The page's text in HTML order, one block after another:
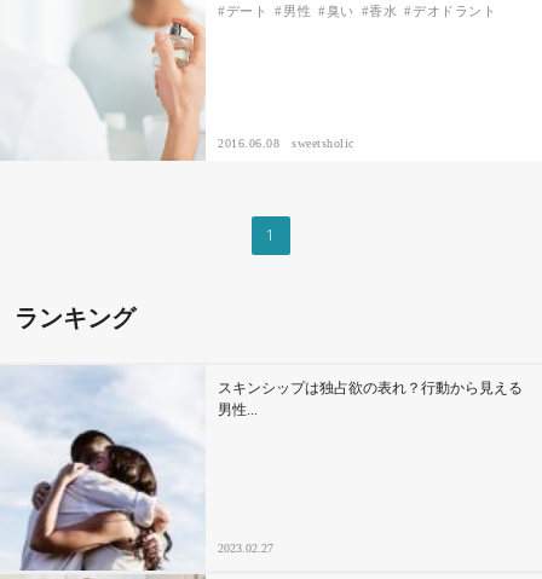
ファッション・美容
不倫・だめ男
心の処方箋
カルチャー・トレンド・芸能
驚き
デート 男性 臭い 香水 デオドラント
2016.06.08 sweetsholic
1
ランキング
スキンシップは独占欲の表れ？行動から見える
男性...
2023.02.27